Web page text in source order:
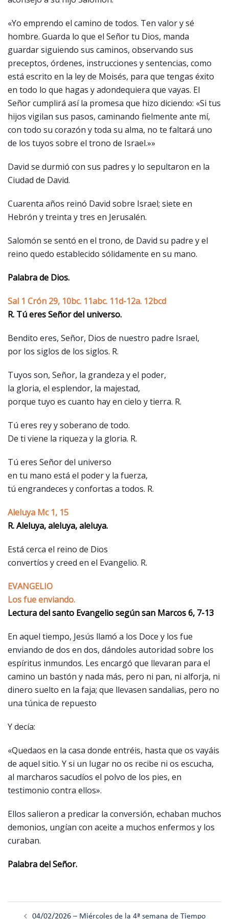
«Yo emprendo el camino de todos. Ten valor y sé
hombre. Guarda lo que el Señor tu Dios, manda
guardar siguiendo sus caminos, observando sus
preceptos, órdenes, instrucciones y sentencias, como
está escrito en la ley de Moisés, para que tengas éxito
en todo lo que hagas y adondequiera que vayas. El
Señor cumplirá así la promesa que hizo diciendo: «Si tus
hijos vigilan sus pasos, caminando fielmente ante mí,
con todo su corazón y toda su alma, no te faltará uno
de los tuyos sobre el trono de Israel.»»
David se durmió con sus padres y lo sepultaron en la
Ciudad de David.
Cuarenta años reinó David sobre Israel; siete en
Hebrón y treinta y tres en Jerusalén.
Salomón se sentó en el trono, de David su padre y el
reino quedo establecido sólidamente en su mano.
Palabra de Dios.
Sal 1 Crón 29, 10bc. 11abc. 11d-12a. 12bcd
R. Tú eres Señor del universo.
Bendito eres, Señor, Dios de nuestro padre Israel,
por los siglos de los siglos. R.
Tuyos son, Señor, la grandeza y el poder,
la gloria, el esplendor, la majestad,
porque tuyo es cuanto hay en cielo y tierra. R.
Tú eres rey y soberano de todo.
De ti viene la riqueza y la gloria. R.
Tú eres Señor del universo
en tu mano está el poder y la fuerza,
tú engrandeces y confortas a todos. R.
Aleluya Mc 1, 15
R. Aleluya, aleluya, aleluya.
Está cerca el reino de Dios
convertíos y creed en el Evangelio. R.
EVANGELIO
Los fue enviando.
Lectura del santo Evangelio según san Marcos 6, 7-13
En aquel tiempo, Jesús llamó a los Doce y los fue
enviando de dos en dos, dándoles autoridad sobre los
espíritus inmundos. Les encargó que llevaran para el
camino un bastón y nada más, pero ni pan, ni alforja, ni
dinero suelto en la faja; que llevasen sandalias, pero no
una túnica de repuesto
Y decía:
«Quedaos en la casa donde entréis, hasta que os vayáis
de aquel sitio. Y si un lugar no os recibe ni os escucha,
al marcharos sacudíos el polvo de los pies, en
testimonio contra ellos».
Ellos salieron a predicar la conversión, echaban muchos
demonios, ungían con aceite a muchos enfermos y los
curaban.
Palabra del Señor.
04/02/2026 – Miércoles de la 4ª semana de Tiempo